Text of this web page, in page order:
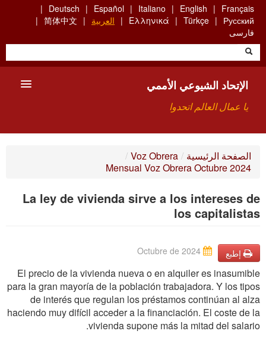
Skip
main
content
Français
English
Italiano
Español
Deutsch
Русский
Türkçe
Ελληνικά العربية
简体中文
فارسی
الإتحاد الشيوعي الأممي
يا عمال العالم اتحدوا
من نحن؟
بحث
الصفحة الرئيسية /
Voz Obrera
/
Mensual Voz Obrera Octubre 2024
La ley de vivienda sirve a los intereses de
los capitalistas
إطبع
El precio de la vivienda nueva o en alquiler es inasumible
para la gran mayoría de la población trabajadora. Y los tipos
de interés que regulan los préstamos continúan al alza
haciendo muy difícil acceder a la financiación. El coste de la
vivienda supone más la mitad del salario.